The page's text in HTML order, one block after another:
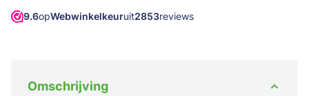
9.6opWebwinkelkeuruit2853reviews
Omschrijving